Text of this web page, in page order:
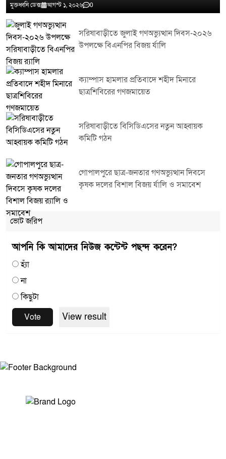
মুক্তধ্বনি ডেক্স আগস্ট ১, ২০২৬ 0
সরিষাবাড়ীতে জুলাই গণঅভ্যুত্থান দিবস-২০২৬
উপলক্ষে বিএনপির বিজয় র্যালি
ক্যাম্পাস হামলার প্রতিবাদে শহীদ মিনারে
ছাত্রশিবিরের গণজমায়েত
সরিষাবাড়ীতে বিসিডিএসের নতুন আহ্বায়ক
কমিটি গঠন
গোপালপুরে ছাত্র-জনতার গণঅভ্যুত্থান দিবসে
কৃষক দলের বিশাল বিজয় র্যালি ও সমাবেশ
ভোট জরিপ
আপনি কি আমাদের নিউজ কন্টেন্ট পছন্দ করেন?
হ্যাঁ
না
কিছুটা
Vote
View result